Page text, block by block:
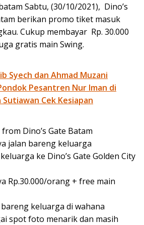
Sabtu, (30/10/2021), Dino’s
berikan promo tiket masuk
Cukup membayar Rp. 30.000
gratis main Swing.
Syech dan Ahmad Muzani
Pesantren Nur Iman di
Sutiawan Cek Kesiapan
Dino’s Gate Batam
jalan bareng keluarga
ke Dino’s Gate Golden City
Rp.30.000/orang + free main
keluarga di wahana
spot foto menarik dan masih